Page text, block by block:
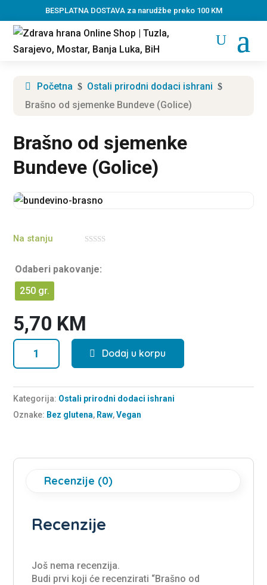
BESPLATNA DOSTAVA za narudžbe preko 100 KM
Početna $ Ostali prirodni dodaci ishrani $
Brašno od sjemenke Bundeve (Golice)
Brašno od sjemenke
Bundeve (Golice)
Na stanju
t
Odaberi pakovanje:
250 gr.
5,70 KM
Brašno
Bundeve
(Golice)
Dodaj u korpu
Kategorija: Ostali prirodni dodaci ishrani
Oznake: Bez glutena, Raw,Vegan
Recenzije (0)
Recenzije
Još nema recenzija.
Budi prvi koji će recenzirati “Brašno od